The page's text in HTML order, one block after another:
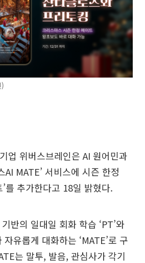
업 위버스브레인은 AI 원어민과
AI MATE’ 서비스에 시즌 한정
를 추가한다고 18일 밝혔다.
반의 일대일 회화 학습 ‘PT’와
유롭게 대화하는 ‘MATE’로 구
는 말투, 발음, 관심사가 각기